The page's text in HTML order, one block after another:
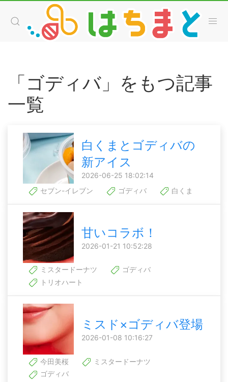
「ゴディバ」をもつ記事
一覧
白くまとゴディバの
新アイス
2026-06-25 18:02:14
セブン-イレブン
ゴディバ 白くま
甘いコラボ！
2026-01-21 10:52:28
ミスタードーナツ
ゴディバ
トリオハート
ミスド×ゴディバ登場
2026-01-08 10:16:27
今田美桜
ミスタードーナツ
ゴディバ